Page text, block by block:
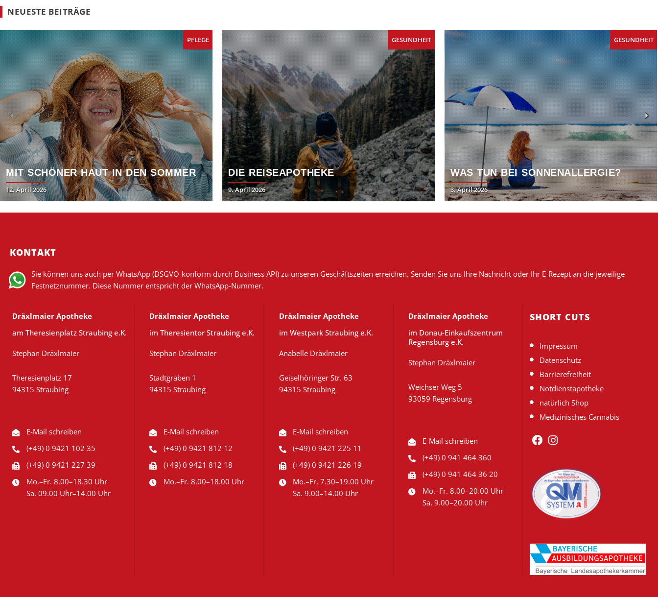
NEUESTE BEITRÄGE
PFLEGE
MIT SCHÖNER HAUT IN DEN SOMMER
Posted
12. April 2026
GESUNDHEIT
DIE REISEAPOTHEKE
Posted
9. April 2026
GESUNDHEIT
WAS TUN BEI SONNENALLERGIE?
Posted
3. April 2026
Previous
KONTAKT
Sie können uns auch per WhatsApp (DSGVO-konform durch Business API) zu unseren Geschäftszeiten erreichen. Senden Sie uns Ihre Nachricht oder Ihr E-Rezept an die jeweilige
Festnetznummer. Diese Nummer entspricht der WhatsApp-Nummer.
Dräxlmaier Apotheke
am Theresienplatz Straubing e.K.
Stephan Dräxlmaier
Theresienplatz 17
94315 Straubing
E-Mail schreiben
(+49) 0 9421 102 35
(+49) 0 9421 227 39
Mo.–Fr. 8.00–18.30 Uhr
Sa. 09.00 Uhr–14.00 Uhr
Dräxlmaier Apotheke
im Theresientor Straubing e.K.
Stephan Dräxlmaier
Stadtgraben 1
94315 Straubing
E-Mail schreiben
(+49) 0 9421 812 12
(+49) 0 9421 812 18
Mo.–Fr. 8.00–18.00 Uhr
Dräxlmaier Apotheke
im Westpark Straubing e.K.
Anabelle Dräxlmaier
Geiselhöringer Str. 63
94315 Straubing
E-Mail schreiben
(+49) 0 9421 225 11
(+49) 0 9421 226 19
Mo.–Fr. 7.30–19.00 Uhr
Sa. 9.00–14.00 Uhr
Dräxlmaier Apotheke
im Donau-Einkaufszentrum
Regensburg e.K.
Stephan Dräxlmaier
Weichser Weg 5
93059 Regensburg
E-Mail schreiben
(+49) 0 941 464 360
(+49) 0 941 464 36 20
Mo.–Fr. 8.00–20.00 Uhr
Sa. 9.00–20.00 Uhr
SHORT CUTS
Impressum
Datenschutz
Barrierefreiheit
Notdienstapotheke
natürlich Shop
Medizinisches Cannabis